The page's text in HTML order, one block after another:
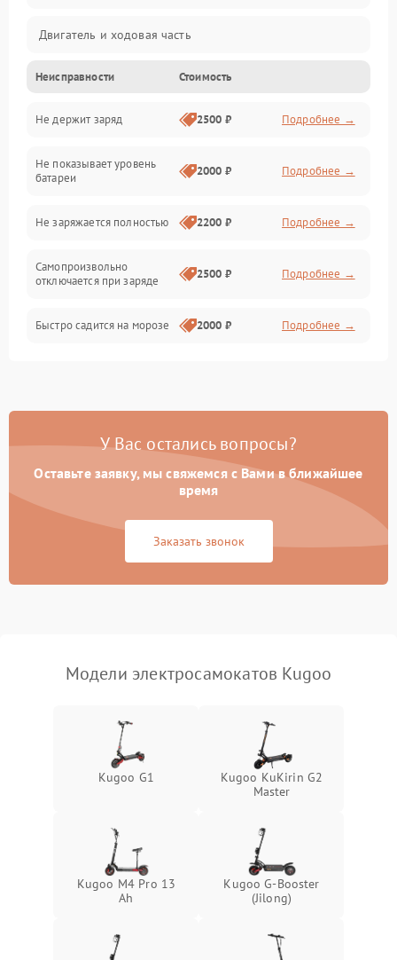
Двигатель и ходовая часть
Тормоза и безопасность
Подвеска и колеса
Электроника и управление
Неисправности Стоимость
Не держит заряд 2500 ₽ Подробнее →
Не показывает уровень
батареи
2000 ₽ Подробнее →
Не заряжается полностью 2200 ₽ Подробнее →
Самопроизвольно
отключается при заряде
2500 ₽ Подробнее →
Быстро садится на морозе 2000 ₽ Подробнее →
У Вас остались вопросы?
Оставьте заявку, мы свяжемся с Вами в ближайшее
время
Заказать звонок
Модели электросамокатов Kugoo
Kugoo G1
Kugoo KuKirin G2
Master
Kugoo M4 Pro 13
Ah
Kugoo G-Booster
(Jilong)